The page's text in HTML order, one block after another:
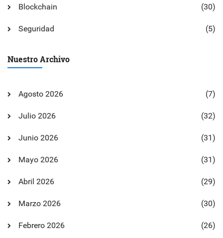
Blockchain (30)
Seguridad (5)
Nuestro Archivo
Agosto 2026 (7)
Julio 2026 (32)
Junio 2026 (31)
Mayo 2026 (31)
Abril 2026 (29)
Marzo 2026 (30)
Febrero 2026 (26)